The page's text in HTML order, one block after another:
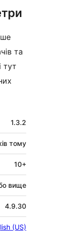
та
тут
1.3.2
тому
10+
вище
4.9.30
(US)